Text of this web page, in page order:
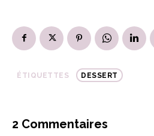
ÉTIQUETTES DESSERT
2 Commentaires